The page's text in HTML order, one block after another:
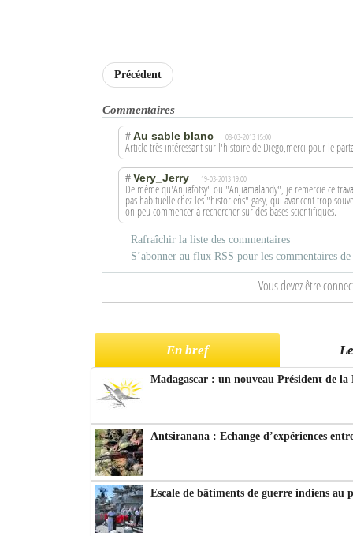
Précédent
Commentaires
# Au sable blanc 08-03-2013 15:00
Article très intéressant sur l'histoire de Diego,merci pour le
# Very_Jerry 19-03-2013 19:00
De même qu'Anjiafotsy" ou "Anjiamalandy", je remercie ce
pas habituelle chez les "historiens" gasy, qui avancent trop
on peu commencer á rechercher sur des bases scientifiques.
Rafraîchir la liste des commentaires
S’abonner au flux RSS pour les commentaires
Vous devez être
En bref
Madagascar : un nouveau Président de
Antsiranana : Echange d’expériences
Escale de bâtiments de guerre indiens au